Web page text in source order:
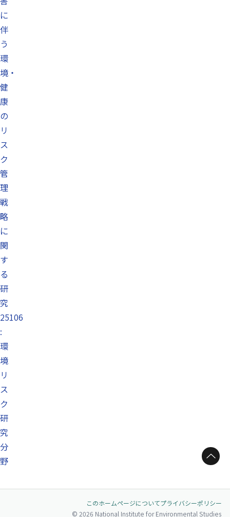
に
伴
う
環
境・
健
康
の
リ
ス
ク
管
理
戦
略
に
関
す
る
研
究
25106
:
環
境
リ
ス
ク
研
究
分
野
ページトップへ
このホームページについてプライバシーポリシー
© 2026 National Institute for Environmental Studies